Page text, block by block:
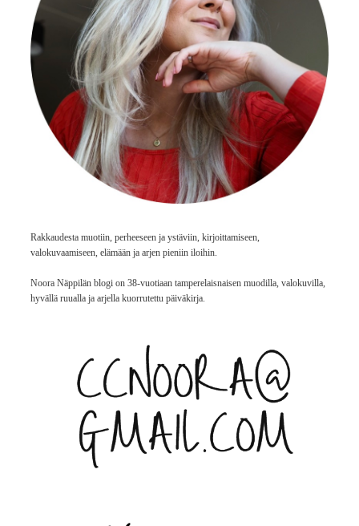
Rakkaudesta muotiin, perheeseen ja ystäviin, kirjoittamiseen,
valokuvaamiseen, elämään ja arjen pieniin iloihin.
Noora Näppilän blogi on 38-vuotiaan tamperelaisnaisen muodilla, valokuvilla,
hyvällä ruualla ja arjella kuorrutettu päiväkirja.